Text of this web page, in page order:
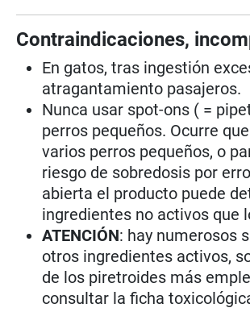
Contraindicaciones,
En gatos, tras ingestión
atragantamiento pasajeros.
Nunca usar spot-ons ( =
perros pequeños. Ocurre
varios perros pequeños, o
riesgo de sobredosis por
abierta el producto puede
ingredientes no activos que
ATENCIÓN: hay numerosos
otros ingredientes activos,
de los piretroides más
consultar la ficha